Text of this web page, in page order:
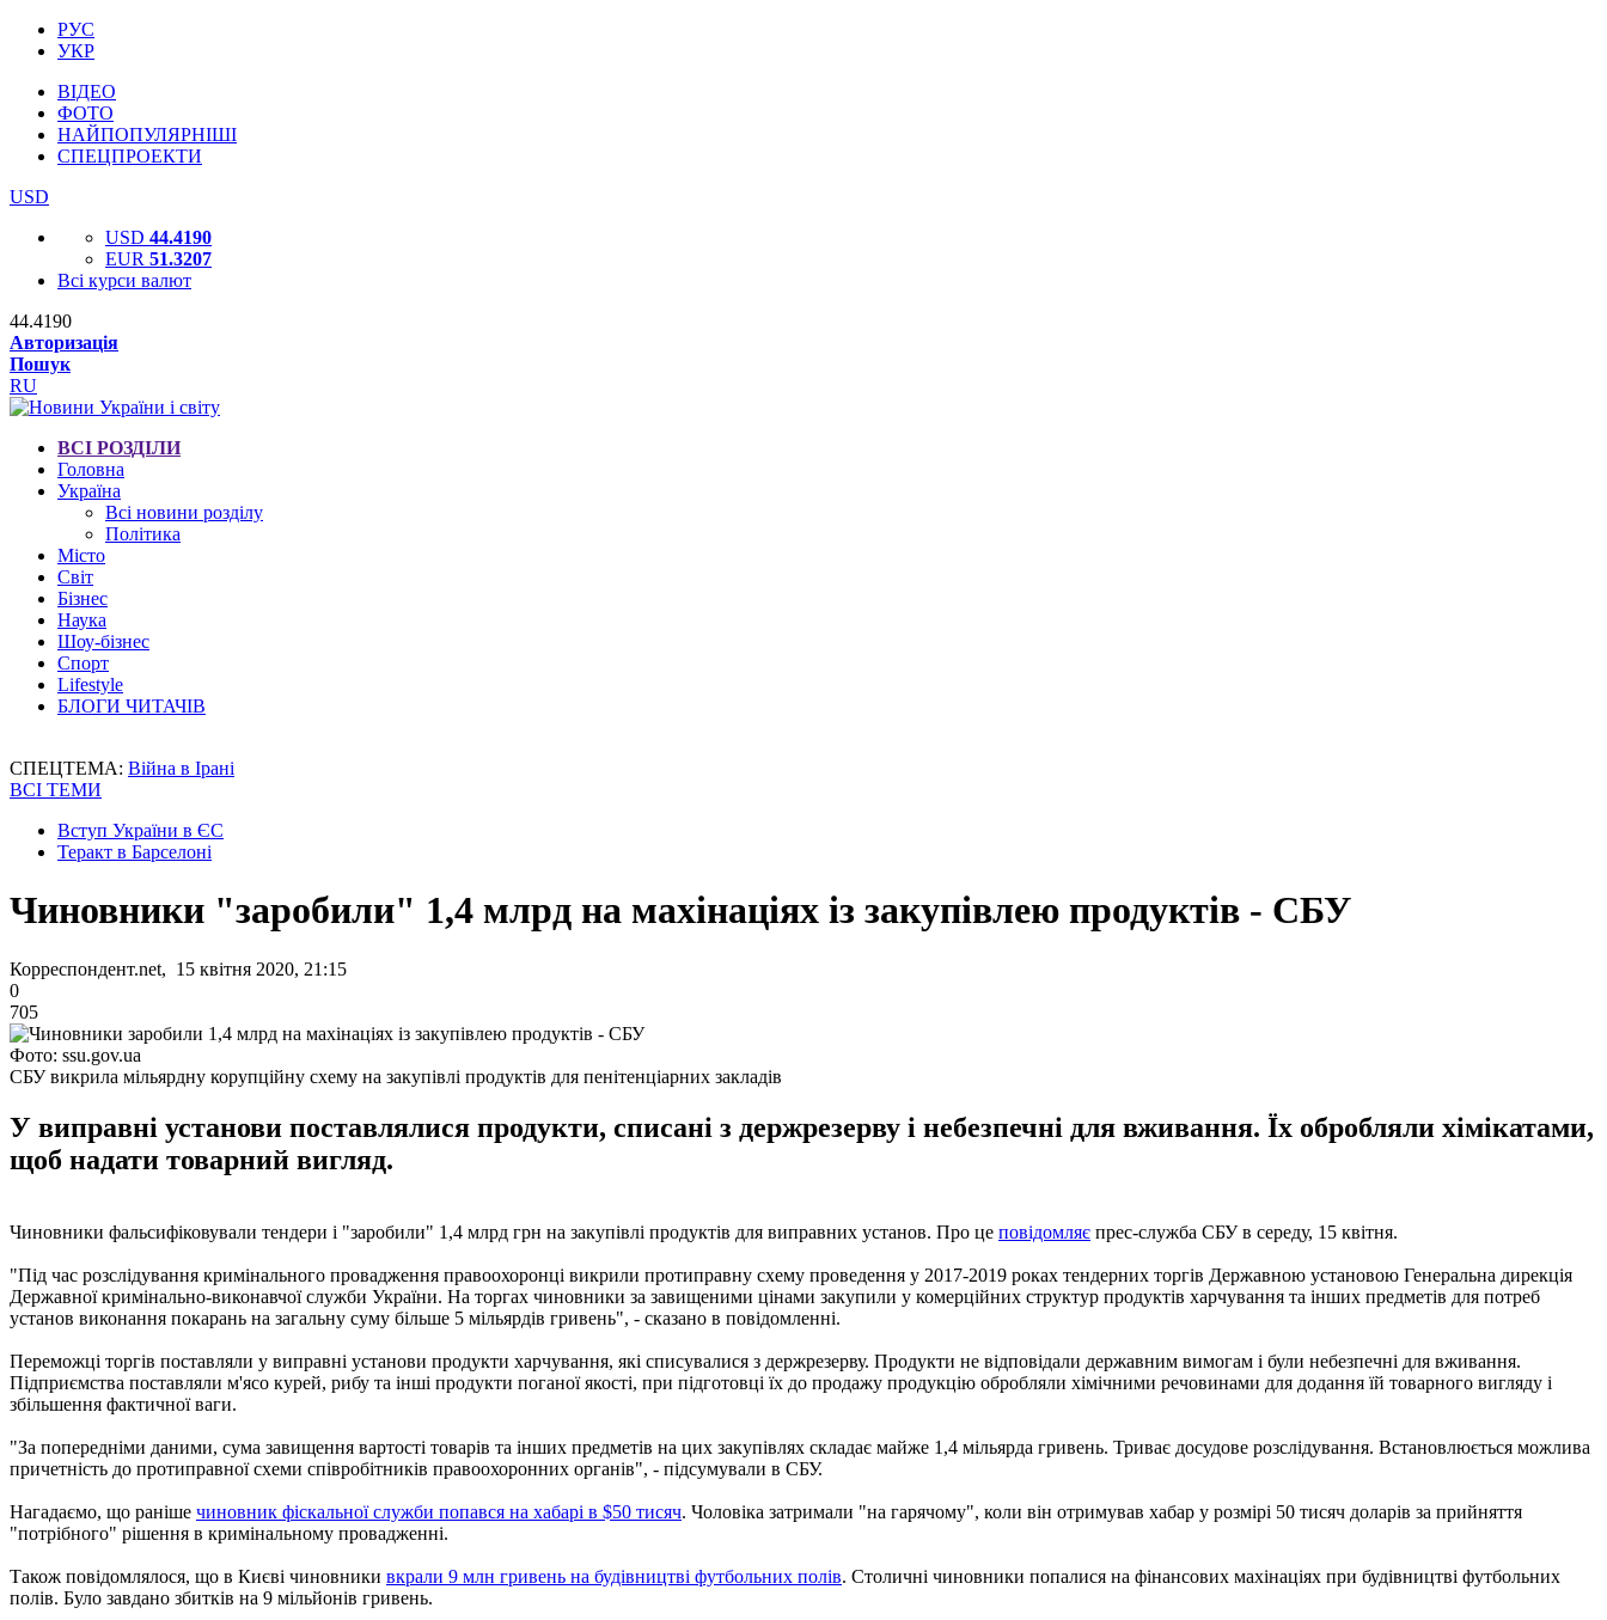
РУС
УКР
ВІДЕО
ФОТО
НАЙПОПУЛЯРНІШІ
СПЕЦПРОЕКТИ
USD
USD 44.4190
EUR 51.3207
Всі курси валют
44.4190
Авторизація
Пошук
RU
ВСІ РОЗДІЛИ
Головна
Україна
Всі новини розділу
Політика
Місто
Світ
Бізнес
Наука
Шоу-бізнес
Спорт
Lifestyle
БЛОГИ ЧИТАЧІВ
СПЕЦТЕМА: Війна в Ірані
ВСІ ТЕМИ
Вступ України в ЄС
Теракт в Барселоні
Чиновники "заробили" 1,4 млрд на махінаціях із закупівлею продуктів - СБУ
Корреспондент.net, 15 квітня 2020, 21:15
0
705
Фото: ssu.gov.ua
СБУ викрила мільярдну корупційну схему на закупівлі продуктів для пенітенціарних закладів
У виправні установи поставлялися продукти, списані з держрезерву і небезпечні для вживання. Їх обробляли хімікатами,
щоб надати товарний вигляд.
Чиновники фальсифіковували тендери і "заробили" 1,4 млрд грн на закупівлі продуктів для виправних установ. Про це повідомляє прес-служба СБУ в середу, 15 квітня.
"Під час розслідування кримінального провадження правоохоронці викрили протиправну схему проведення у 2017-2019 роках тендерних торгів Державною установою Генеральна дирекція
Державної кримінально-виконавчої служби України. На торгах чиновники за завищеними цінами закупили у комерційних структур продуктів харчування та інших предметів для потреб
установ виконання покарань на загальну суму більше 5 мільярдів гривень", - сказано в повідомленні.
Переможці торгів поставляли у виправні установи продукти харчування, які списувалися з держрезерву. Продукти не відповідали державним вимогам і були небезпечні для вживання.
Підприємства поставляли м'ясо курей, рибу та інші продукти поганої якості, при підготовці їх до продажу продукцію обробляли хімічними речовинами для додання їй товарного вигляду і
збільшення фактичної ваги.
"За попередніми даними, сума завищення вартості товарів та інших предметів на цих закупівлях складає майже 1,4 мільярда гривень. Триває досудове розслідування. Встановлюється можлива
причетність до протиправної схеми співробітників правоохоронних органів", - підсумували в СБУ.
Нагадаємо, що раніше чиновник фіскальної служби попався на хабарі в $50 тисяч. Чоловіка затримали "на гарячому", коли він отримував хабар у розмірі 50 тисяч доларів за прийняття
"потрібного" рішення в кримінальному провадженні.
Також повідомлялося, що в Києві чиновники вкрали 9 млн гривень на будівництві футбольних полів. Столичні чиновники попалися на фінансових махінаціях при будівництві футбольних
полів. Було завдано збитків на 9 мільйонів гривень.